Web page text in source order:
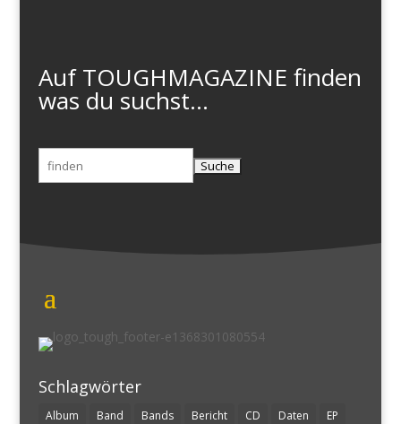
Auf TOUGHMAGAZINE finden
was du suchst...
Suchen
nach:
Schlagwörter
Album Band Bands Bericht CD Daten EP